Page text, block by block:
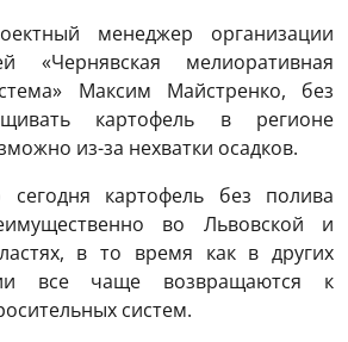
менеджер организации
«Чернявская мелиоративная
Максим Майстренко, без
картофель в регионе
из-за нехватки осадков.
картофель без полива
во Львовской и
в то время как в других
все чаще возвращаются к
систем.